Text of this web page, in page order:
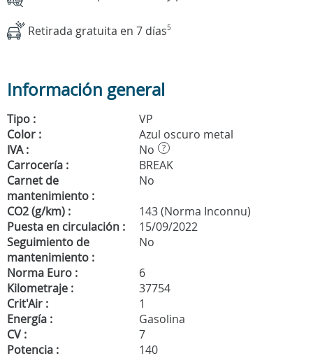
Retirada gratuita en 7 días5
Información general
Tipo :
VP
Color :
Azul oscuro metal
IVA :
No ?
Carrocería :
BREAK
Carnet de
mantenimiento :
No
CO2 (g/km) :
143 (Norma Inconnu)
Puesta en circulación :
15/09/2022
Seguimiento de
mantenimiento :
No
Norma Euro :
6
Kilometraje :
37754
Crit'Air :
1
Energía :
Gasolina
CV :
7
Potencia :
140